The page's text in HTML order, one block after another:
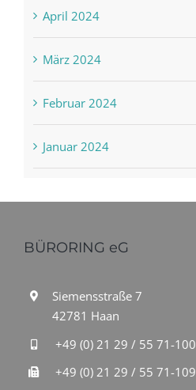
April 2024
März 2024
Februar 2024
Januar 2024
BÜRORING eG
Siemensstraße 7
42781 Haan
+49 (0) 21 29 / 55 71-100
+49 (0) 21 29 / 55 71-109